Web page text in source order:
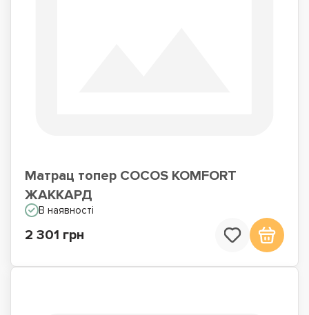
Матрац топер COCOS KOMFORT
ЖАККАРД
В наявності
2 301 грн